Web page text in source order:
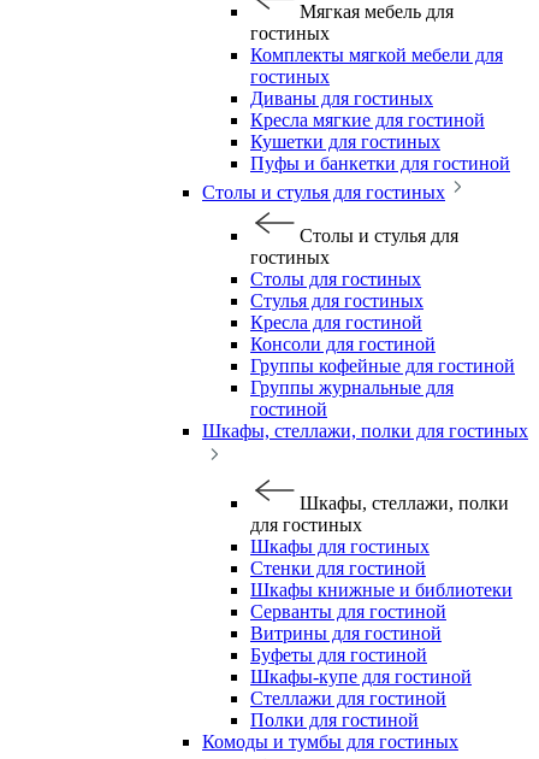
Мягкая мебель для
гостиных
Комплекты мягкой мебели для
гостиных
Диваны для гостиных
Кресла мягкие для гостиной
Кушетки для гостиных
Пуфы и банкетки для гостиной
Столы и стулья для гостиных
Столы и стулья для
гостиных
Столы для гостиных
Стулья для гостиных
Кресла для гостиной
Консоли для гостиной
Группы кофейные для гостиной
Группы журнальные для
гостиной
Шкафы, стеллажи, полки для гостиных
Шкафы, стеллажи, полки
для гостиных
Шкафы для гостиных
Стенки для гостиной
Шкафы книжные и библиотеки
Серванты для гостиной
Витрины для гостиной
Буфеты для гостиной
Шкафы-купе для гостиной
Стеллажи для гостиной
Полки для гостиной
Комоды и тумбы для гостиных